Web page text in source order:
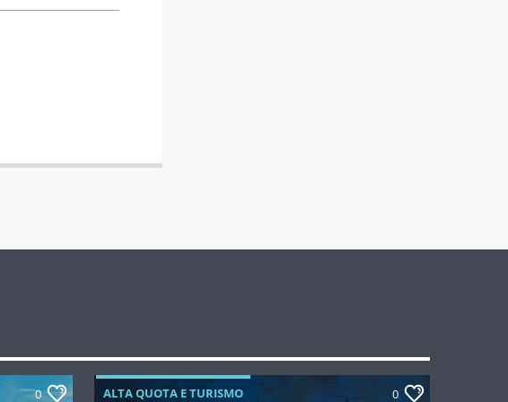
0 ALTA QUOTA E TURISMO 0